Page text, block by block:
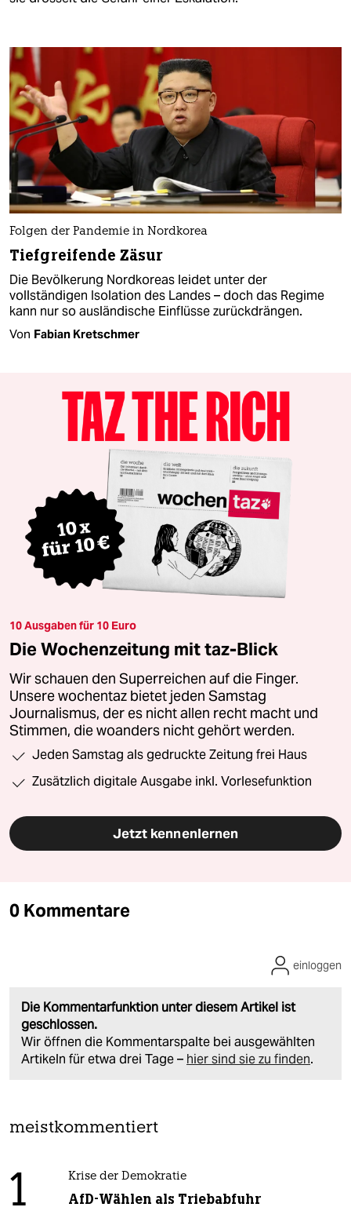
Folgen der Pandemie in Nordkorea
Tiefgreifende Zäsur
Die Bevölkerung Nordkoreas leidet unter der
vollständigen Isolation des Landes – doch das Regime
kann nur so ausländische Einflüsse zurückdrängen.
Von Fabian Kretschmer
10 Ausgaben für 10 Euro
Die Wochenzeitung mit taz-Blick
Wir schauen den Superreichen auf die Finger.
Unsere wochentaz bietet jeden Samstag
Journalismus, der es nicht allen recht macht und
Stimmen, die woanders nicht gehört werden.
Jeden Samstag als gedruckte Zeitung frei Haus
Zusätzlich digitale Ausgabe inkl. Vorlesefunktion
Jetzt kennenlernen
0 Kommentare
Die Kommentarfunktion unter diesem Artikel ist
geschlossen.
Wir öffnen die Kommentarspalte bei ausgewählten
Artikeln für etwa drei Tage – hier sind sie zu finden.
einloggen
meistkommentiert
1 Krise der Demokratie
AfD-Wählen als Triebabfuhr